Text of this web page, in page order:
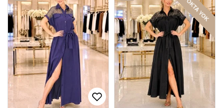
STOKTA YOK